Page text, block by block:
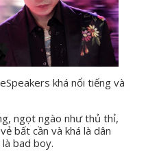
khá nổi tiếng và
ngọt ngào như thủ thỉ,
bất cần và khá là dân
bad boy.